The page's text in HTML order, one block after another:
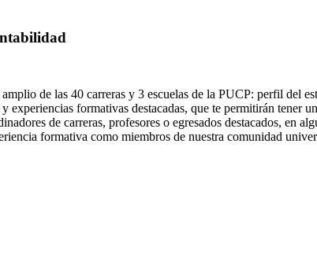
de las 40 carreras y 3 escuelas de la PUCP: perfil del
formativas destacadas, que te permitirán tener
de carreras, profesores o egresados destacados, en
formativa como miembros de nuestra comunidad